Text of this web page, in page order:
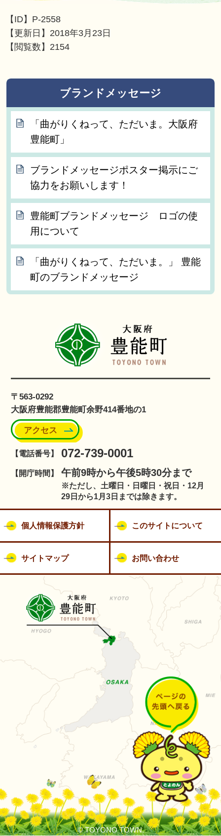
【ID】 P-2558
【更新日】 2018年3月23日
【閲覧数】 2154
ブランドメッセージ
「曲がりくねって、ただいま。大阪府
豊能町」
ブランドメッセージポスター掲示にご
協力をお願いします！
豊能町ブランドメッセージ ロゴの使
用について
「曲がりくねって、ただいま。」 豊能
町のブランドメッセージ
〒563-0292
大阪府豊能郡豊能町余野414番地の1
アクセス
【電話番号】 072-739-0001
【開庁時間】 午前9時から午後5時30分まで
※ただし、土曜日・日曜日・祝日・12月
29日から1月3日までは除きます。
個人情報保護方針 このサイトについて
サイトマップ お問い合わせ
© TOYONO TOWN.